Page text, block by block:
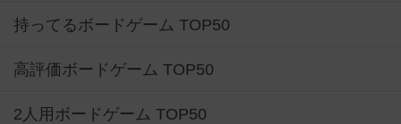
持ってるボードゲーム TOP50
高評価ボードゲーム TOP50
2人用ボードゲーム TOP50